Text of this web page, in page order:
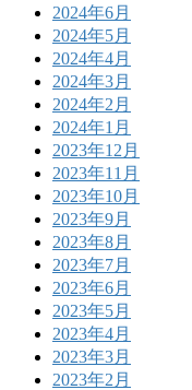
2024年6月
2024年5月
2024年4月
2024年3月
2024年2月
2024年1月
2023年12月
2023年11月
2023年10月
2023年9月
2023年8月
2023年7月
2023年6月
2023年5月
2023年4月
2023年3月
2023年2月